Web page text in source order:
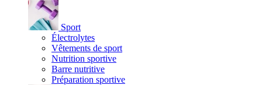
Sport
Électrolytes
Vêtements de sport
Nutrition sportive
Barre nutritive
Préparation sportive